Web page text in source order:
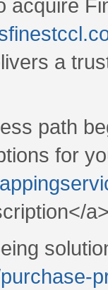
acquire
a
path
for